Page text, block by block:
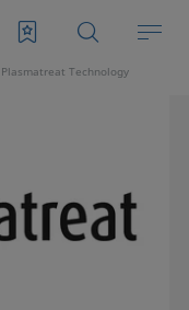
Plasmatreat Technology Days 2025